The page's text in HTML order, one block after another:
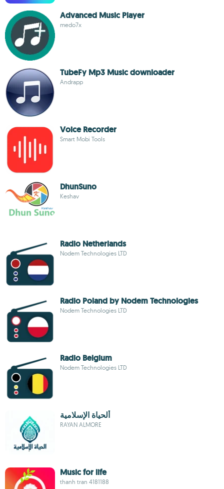
Advanced Music Player
medo7x
TubeFy Mp3 Music downloader
Andrapp
Voice Recorder
Smart Mobi Tools
DhunSuno
Keshav
Radio Netherlands
Nodem Technologies LTD
Radio Poland by Nodem Technologies
Nodem Technologies LTD
Radio Belgium
Nodem Technologies LTD
ألحياة الإسلامية
RAYAN ALMORE
Music for life
thanh tran 4181188